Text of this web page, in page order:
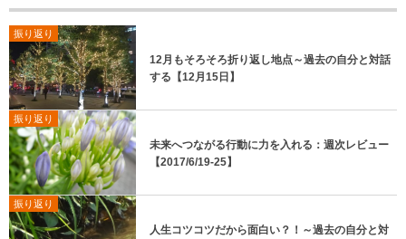
振り返り
12月もそろそろ折り返し地点～過去の自分と対話
する【12月15日】
振り返り
未来へつながる行動に力を入れる：週次レビュー
【2017/6/19-25】
振り返り
人生コツコツだから面白い？！～過去の自分と対